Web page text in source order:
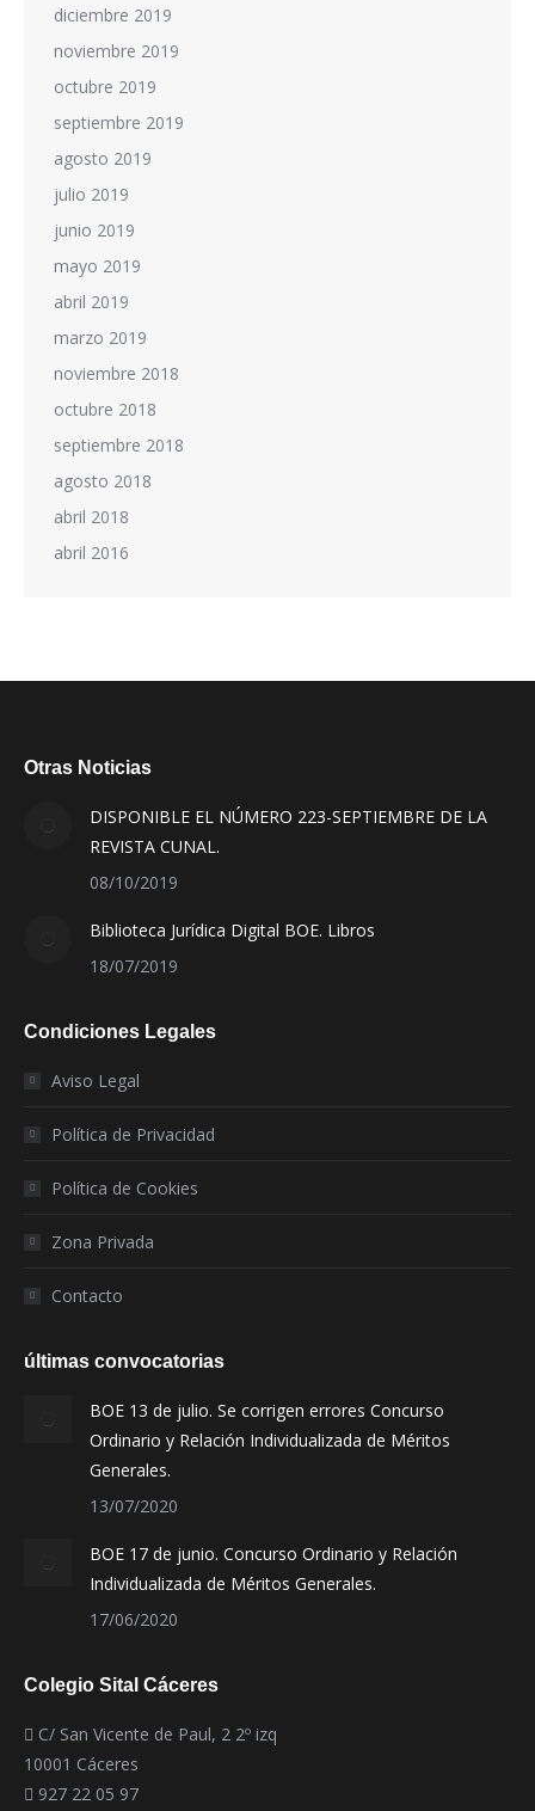
diciembre 2019
noviembre 2019
octubre 2019
septiembre 2019
agosto 2019
julio 2019
junio 2019
mayo 2019
abril 2019
marzo 2019
noviembre 2018
octubre 2018
septiembre 2018
agosto 2018
abril 2018
abril 2016
Otras Noticias
DISPONIBLE EL NÚMERO 223-SEPTIEMBRE DE LA
REVISTA CUNAL.
08/10/2019
Biblioteca Jurídica Digital BOE. Libros
18/07/2019
Condiciones Legales
Aviso Legal
Política de Privacidad
Política de Cookies
Zona Privada
Contacto
últimas convocatorias
BOE 13 de julio. Se corrigen errores Concurso
Ordinario y Relación Individualizada de Méritos
Generales.
13/07/2020
BOE 17 de junio. Concurso Ordinario y Relación
Individualizada de Méritos Generales.
17/06/2020
Colegio Sital Cáceres
C/ San Vicente de Paul, 2 2º izq
10001 Cáceres
927 22 05 97